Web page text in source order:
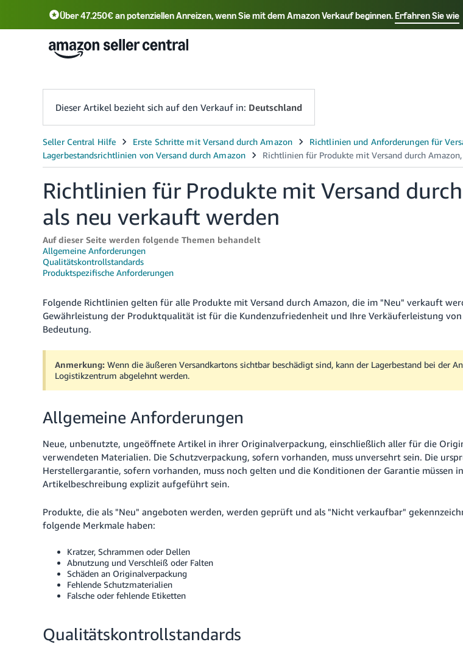
Über 47.250€ an potenziellen Anreizen, wenn Sie mit dem Amazon Verkauf beginnen.Erfahren Sie wie
Select your preferred
中文 - CN English - DE
Dieser Artikel bezieht sich auf den Verkauf in: Deutschland
Richtlinien für Produkte mit Versand
als neu verkauft werden
Auf dieser Seite werden folgende Themen behandelt
Allgemeine Anforderungen
Qualitätskontrollstandards
Produktspezifische Anforderungen
Folgende Richtlinien gelten für alle Produkte mit Versand durch Amazon, die im "Neu" verkauft
Gewährleistung der Produktqualität ist für die Kundenzufriedenheit und Ihre Verkäuferleistung
Bedeutung.
Anmerkung: Wenn die äußeren Versandkartons sichtbar beschädigt sind, kann der Lagerbestand bei der
Logistikzentrum abgelehnt werden.
Allgemeine Anforderungen
Neue, unbenutzte, ungeöffnete Artikel in ihrer Originalverpackung, einschließlich aller für die
verwendeten Materialien. Die Schutzverpackung, sofern vorhanden, muss unversehrt sein. Die
Herstellergarantie, sofern vorhanden, muss noch gelten und die Konditionen der Garantie müssen
Artikelbeschreibung explizit aufgeführt sein.
Produkte, die als "Neu" angeboten werden, werden geprüft und als "Nicht verkaufbar"
folgende Merkmale haben:
Kratzer, Schrammen oder Dellen
Abnutzung und Verschleiß oder Falten
Schäden an Originalverpackung
Fehlende Schutzmaterialien
Falsche oder fehlende Etiketten
Qualitätskontrollstandards